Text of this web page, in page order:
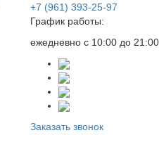
+7 (961) 393-25-97
График работы:
ежедневно с 10:00 до
Заказать звонок